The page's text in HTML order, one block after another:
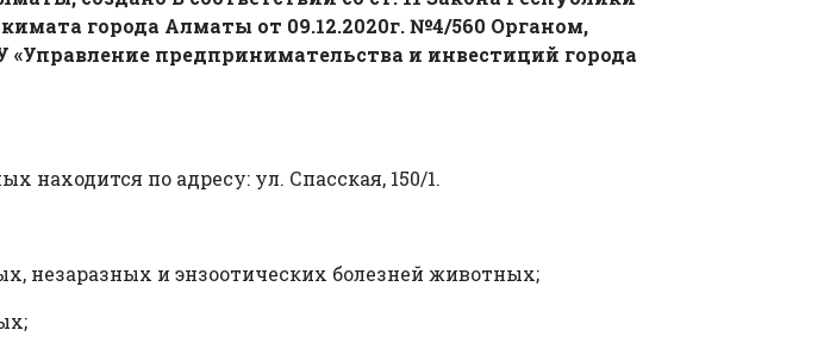
города Алматы от 09.12.2020г. №4/560 Органом,
предпринимательства и инвестиций города
по адресу: ул. Спасская, 150/1.
незаразных и энзоотических болезней животных;